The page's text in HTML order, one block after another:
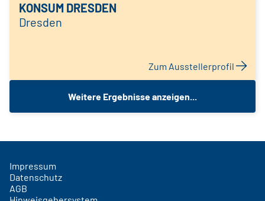
KONSUM DRESDEN
Dresden
Zum Ausstellerprofil
Weitere Ergebnisse anzeigen...
Impressum
Datenschutz
AGB